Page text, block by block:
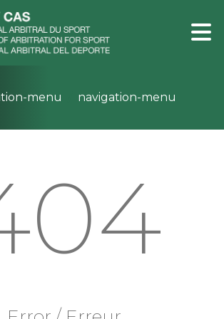
menu navigation-menu